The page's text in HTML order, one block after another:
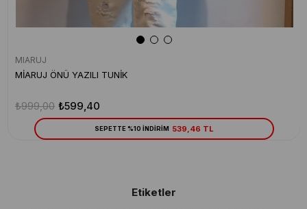
MIARUJ
MİARUJ ÖNÜ YAZILI TUNİK
₺599,40
₺999,00
SEPETTE %10 İNDİRİM 539,46 TL
Etiketler